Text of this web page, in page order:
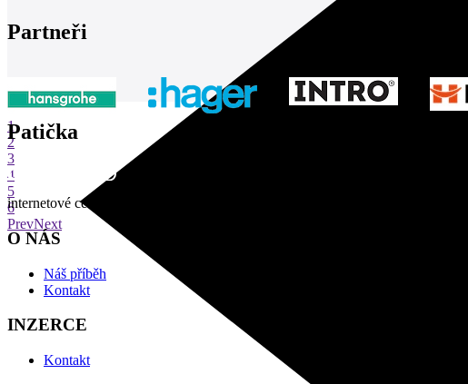
Partneři
1
2
3
4
5
6
PrevNext
Patička
internetové centrum architektury
O NÁS
Náš příběh
Kontakt
INZERCE
Kontakt